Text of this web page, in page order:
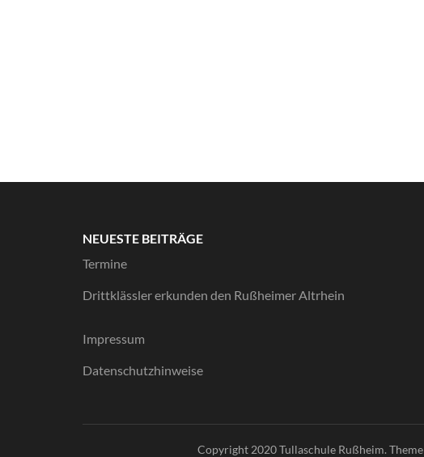
NEUESTE BEITRÄGE
Termine
Drittklässler erkunden den Rußheimer Altrhein
Impressum
Datenschutzhinweise
Copyright 2020 Tullaschule Rußheim. Theme